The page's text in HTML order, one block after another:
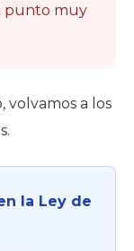
punto muy
volvamos a los
la Ley de